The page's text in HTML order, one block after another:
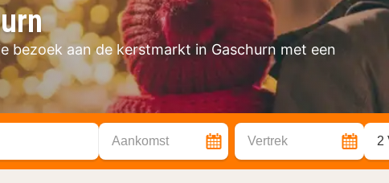
bezoek aan de kerstmarkt in Gaschurn met een
Aankomst Vertrek 2